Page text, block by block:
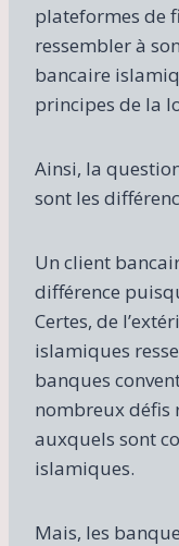
plateformes de
ressembler à
bancaire
principes de la
Ainsi, la
sont les
Un client
différence
Certes, de
islamiques
banques
nombreux défis
auxquels sont
islamiques.
Mais, les